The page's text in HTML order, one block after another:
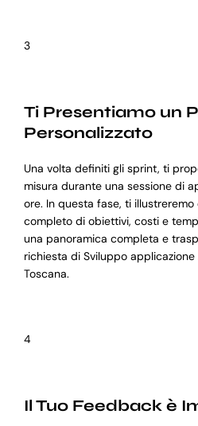
3
Ti Presentiamo un
Personalizzato
Una volta definiti gli sprint, ti
misura durante una sessione di
ore. In questa fase, ti
completo di obiettivi, costi e
una panoramica completa e
richiesta di Sviluppo
Toscana.
4
Il Tuo Feedback è